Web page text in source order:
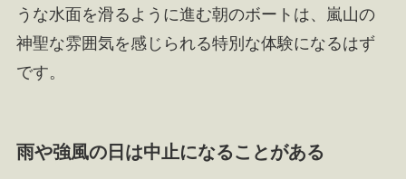
うな水面を滑るように進む朝のボートは、嵐山の
神聖な雰囲気を感じられる特別な体験になるはず
です。
雨や強風の日は中止になることがある